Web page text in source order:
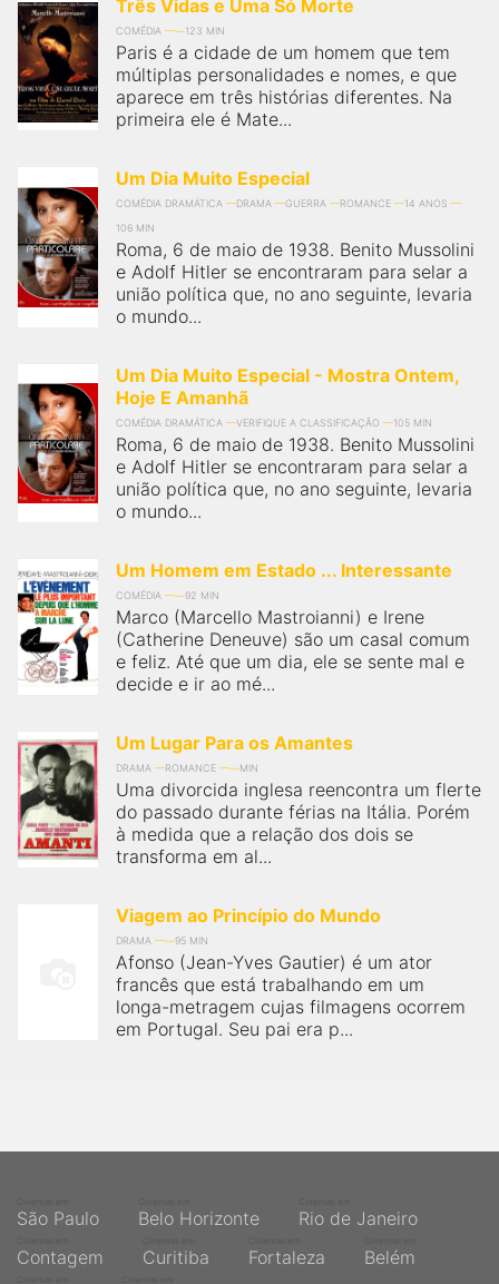
Três Vidas e Uma Só Morte
COMÉDIA 123 MIN
Paris é a cidade de um homem que tem
múltiplas personalidades e nomes, e que
aparece em três histórias diferentes. Na
primeira ele é Mate...
Um Dia Muito Especial
COMÉDIA DRAMÁTICA DRAMA GUERRA ROMANCE
14 ANOS
106 MIN
Roma, 6 de maio de 1938. Benito Mussolini
e Adolf Hitler se encontraram para selar a
união política que, no ano seguinte, levaria
o mundo...
Um Dia Muito Especial - Mostra Ontem,
Hoje E Amanhã
COMÉDIA DRAMÁTICA VERIFIQUE A CLASSIFICAÇÃO 105 MIN
Roma, 6 de maio de 1938. Benito Mussolini
e Adolf Hitler se encontraram para selar a
união política que, no ano seguinte, levaria
o mundo...
Um Homem em Estado ... Interessante
COMÉDIA 92 MIN
Marco (Marcello Mastroianni) e Irene
(Catherine Deneuve) são um casal comum
e feliz. Até que um dia, ele se sente mal e
decide e ir ao mé...
Um Lugar Para os Amantes
DRAMA ROMANCE MIN
Uma divorcida inglesa reencontra um flerte
do passado durante férias na Itália. Porém
à medida que a relação dos dois se
transforma em al...
Viagem ao Princípio do Mundo
DRAMA 95 MIN
Afonso (Jean-Yves Gautier) é um ator
francês que está trabalhando em um
longa-metragem cujas filmagens ocorrem
em Portugal. Seu pai era p...
São Paulo Belo Horizonte Rio de Janeiro
Contagem Curitiba Fortaleza Belém